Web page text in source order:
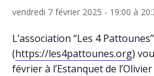
vendredi 7 février 2025 - 19:00 à
L’association “Les 4 Pattounes”
(https://les4pattounes.org)
février à l’Estanquet de